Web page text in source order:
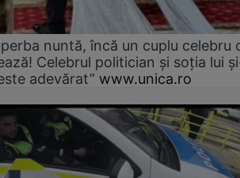
nuntă, încă un cuplu celebru
Celebrul politician și soția lui
adevărat” www.unica.ro